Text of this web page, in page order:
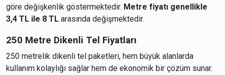
göre değişkenlik göstermektedir. Metre fiyatı genellikle
3,4 TL ile 8 TL arasında değişmektedir.
250 Metre Dikenli Tel Fiyatları
250 metrelik dikenli tel paketleri, hem büyük alanlarda
kullanım kolaylığı sağlar hem de ekonomik bir çözüm sunar.